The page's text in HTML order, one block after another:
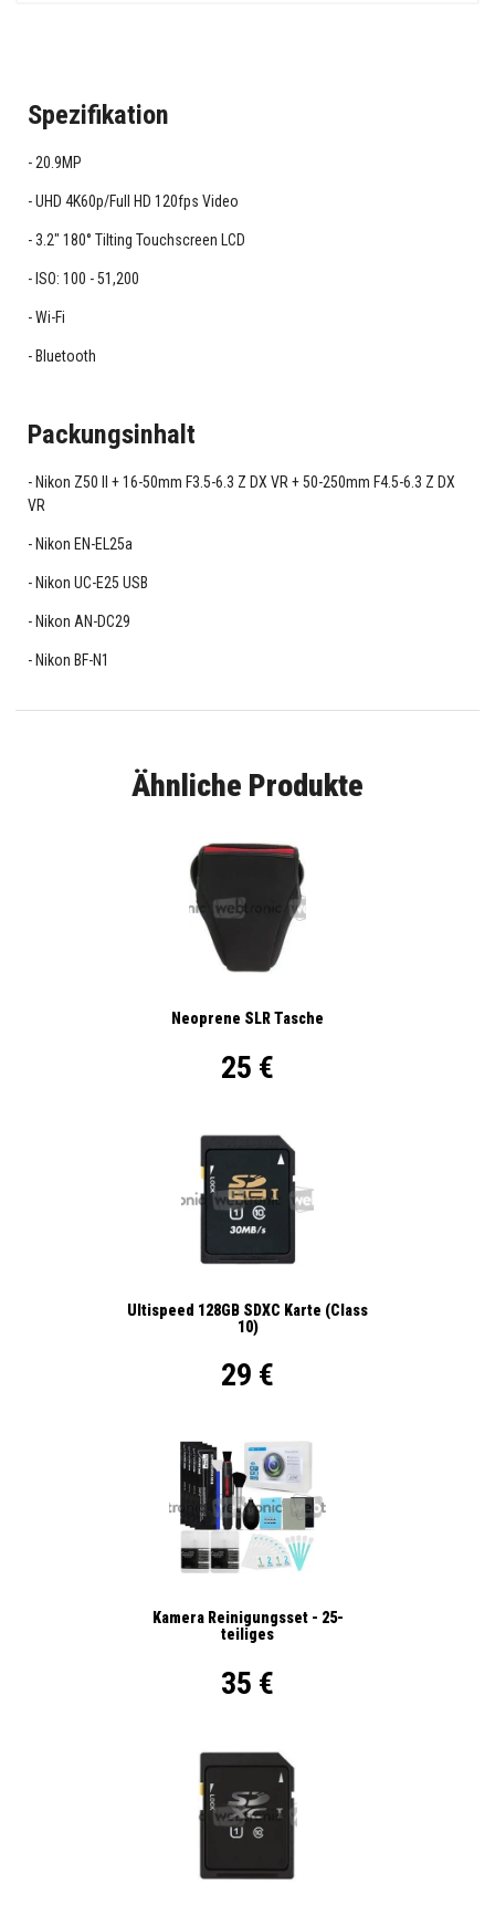
Spezifikation
20.9MP
UHD 4K60p/Full HD 120fps Video
3.2" 180° Tilting Touchscreen LCD
ISO: 100 - 51,200
Wi-Fi
Bluetooth
Packungsinhalt
Nikon Z50 II + 16-50mm F3.5-6.3 Z DX VR + 50-250mm F4.5-6.3 Z DX
VR
Nikon EN-EL25a
Nikon UC-E25 USB
Nikon AN-DC29
Nikon BF-N1
Ähnliche Produkte
Neoprene SLR Tasche
25 €
Ultispeed 128GB SDXC Karte (Class
10)
29 €
Kamera Reinigungsset - 25-
teiliges
35 €